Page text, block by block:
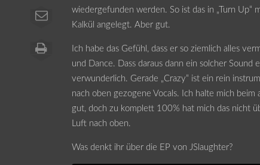
wiedergefunden werden. So ist das in „Turn Up“
Kalkül angelegt. Aber gut.
Ich habe das Gefühl, dass er so ziemlich alles
und Dance. Dass daraus dann ein solcher Sound
verwunderlich. Gerade „Crazy“ ist ein rein
nach oben gezogene Vocals. Ich halte mich
gut, doch zu komplett 100% hat mich das nicht
Luft nach oben.
Was denkt ihr über die EP von JSlaughter?